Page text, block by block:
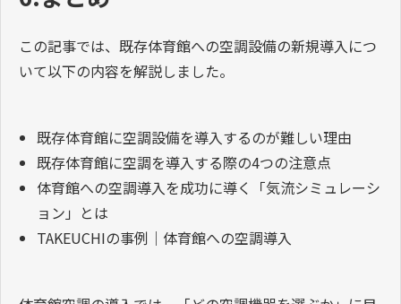
入に活用できる補助金と申請ステップを紹介」
6.まとめ